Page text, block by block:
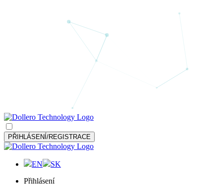
PŘIHLÁSENÍ/REGISTRACE
EN
SK
Přihlásení